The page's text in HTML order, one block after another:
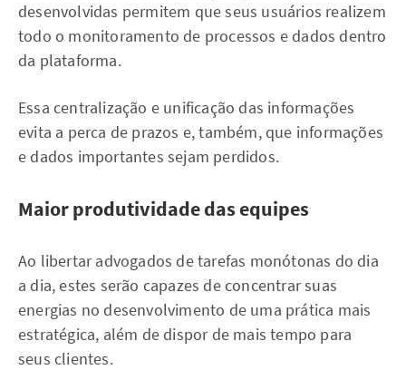
desenvolvidas permitem que seus usuários realizem
todo o monitoramento de processos e dados dentro
da plataforma.
Essa centralização e unificação das informações
evita a perca de prazos e, também, que informações
e dados importantes sejam perdidos.
Maior produtividade das equipes
Ao libertar advogados de tarefas monótonas do dia
a dia, estes serão capazes de concentrar suas
energias no desenvolvimento de uma prática mais
estratégica, além de dispor de mais tempo para
seus clientes.